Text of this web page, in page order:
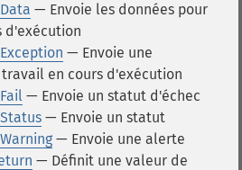
— Envoie les données pour
d'exécution
— Envoie une
en cours d'exécution
— Envoie un statut d'échec
— Envoie un statut
— Envoie une alerte
— Définit une valeur de